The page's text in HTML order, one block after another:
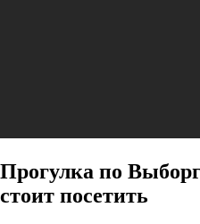
Прогулка по
стоит посетить